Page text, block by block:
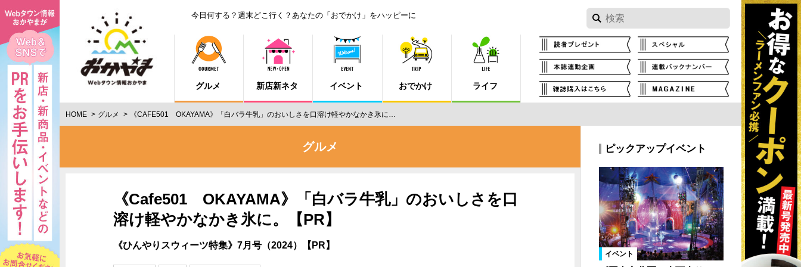
今日何する？週末どこ行く？あなたの「おでかけ」をハッピーに
グルメ 新店新ネタ イベント おでかけ ライフ
HOME グルメ 《CAFE501 OKAYAMA》「白バラ牛乳」のおいしさを口溶け軽やかなかき氷に…
グルメ
《Cafe501 OKAYAMA》「白バラ牛乳」のおいしさを口
溶け軽やかなかき氷に。【PR】
《ひんやりスウィーツ特集》7月号（2024）【PR】
ピックアップイベント
イベント